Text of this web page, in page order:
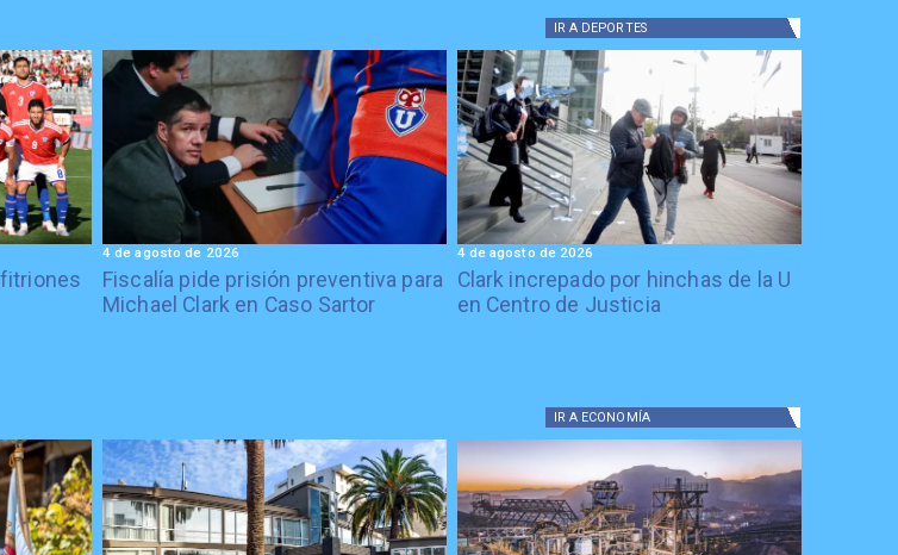
IR A DEPORTES
Fiscalía pide prisión preventiva para
Michael Clark en Caso Sartor
4 de agosto de 2026
Clark increpado por hinchas de la U
en Centro de Justicia
4 de agosto de 2026
IR A ECONOMÍA